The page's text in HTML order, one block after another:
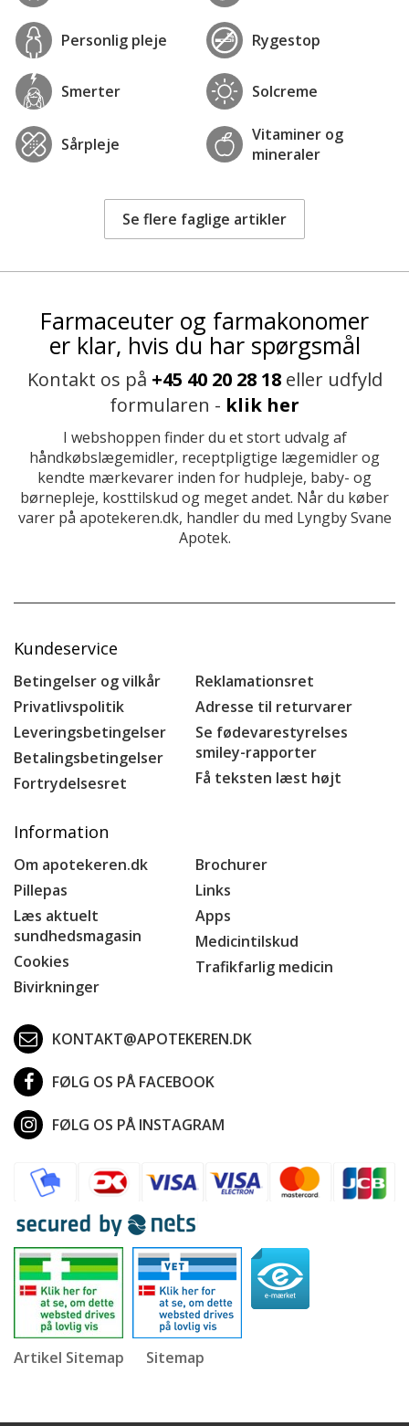
Personlig pleje Rygestop
Smerter Solcreme
Sårpleje
Vitaminer og
mineraler
Se flere faglige artikler
Farmaceuter og farmakonomer
er klar, hvis du har spørgsmål
Kontakt os på +45 40 20 28 18eller udfyld
formularen - klik her
I webshoppen finder du et stort udvalg af
håndkøbslægemidler, receptpligtige lægemidler og
kendte mærkevarer inden for hudpleje, baby- og
børnepleje, kosttilskud og meget andet. Når du køber
varer på apotekeren.dk, handler du med Lyngby Svane
Apotek.
Kundeservice
Betingelser og vilkår
Privatlivspolitik
Leveringsbetingelser
Betalingsbetingelser
Fortrydelsesret
Reklamationsret
Adresse til returvarer
Se fødevarestyrelses
smiley-rapporter
Få teksten læst højt
Information
Om apotekeren.dk
Pillepas
Læs aktuelt
sundhedsmagasin
Cookies
Bivirkninger
Brochurer
Links
Apps
Medicintilskud
Trafikfarlig medicin
KONTAKT@APOTEKEREN.DK
FØLG OS PÅ FACEBOOK
FØLG OS PÅ INSTAGRAM
Artikel Sitemap Sitemap